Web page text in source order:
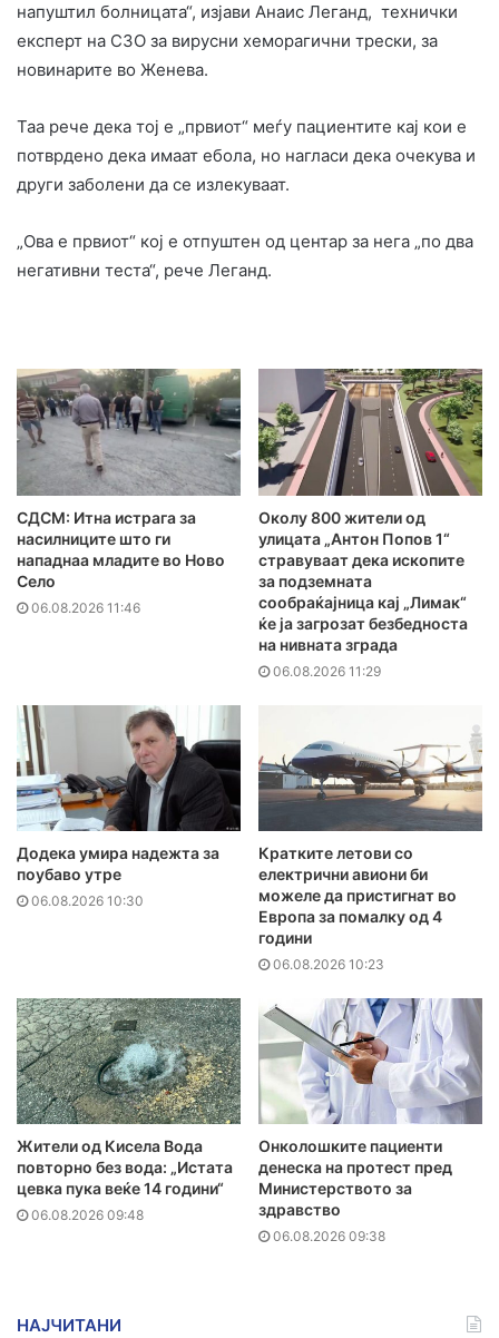
напуштил болницата“, изјави Анаис Леганд, технички
експерт на СЗО за вирусни хеморагични трески, за
новинарите во Женева.
Таа рече дека тој е „првиот“ меѓу пациентите кај кои е
потврдено дека имаат ебола, но нагласи дека очекува и
други заболени да се излекуваат.
„Ова е првиот“ кој е отпуштен од центар за нега „по два
негативни теста“, рече Леганд.
СДСМ: Итна истрага за
насилниците што ги
нападнаа младите во Ново
Село
06.08.2026 11:46
Околу 800 жители од
улицата „Антон Попов 1“
стравуваат дека ископите
за подземната
сообраќајница кај „Лимак“
ќе ја загрозат безбедноста
на нивната зграда
06.08.2026 11:29
Додека умира надежта за
поубаво утре
06.08.2026 10:30
Кратките летови со
електрични авиони би
можеле да пристигнат во
Европа за помалку од 4
години
06.08.2026 10:23
Жители од Кисела Вода
повторно без вода: „Истата
цевка пука веќе 14 години“
06.08.2026 09:48
Онколошките пациенти
денеска на протест пред
Министерството за
здравство
06.08.2026 09:38
НАЈЧИТАНИ